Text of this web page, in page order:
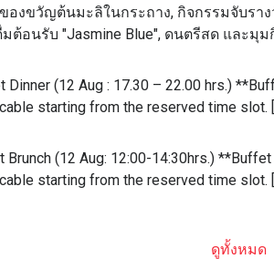
องขวัญต้นมะลิในกระถาง, กิจกรรมจับรา
มต้อนรับ "Jasmine Blue", ดนตรีสด และมุ
Dinner (12 Aug : 17.30 – 22.00 hrs.)
starting from the reserved time slot.
Brunch (12 Aug: 12:00-14:30hrs.)
starting from the reserved time slot.
ดูทั้งหมด